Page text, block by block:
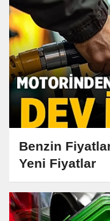
Benzin
Yeni Fiyatlar